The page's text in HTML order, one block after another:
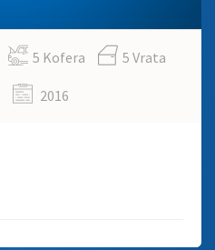
5 Kofera 5 Vrata
2016